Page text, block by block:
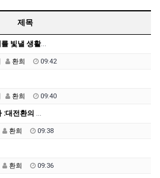
제목
[2026 영덕 생활문화축제] 무대를 빛낼 생활문화 공연팀을 모집합니다!
환희 09:42
환희 09:40
완벽하지 않은 것이 살아남는다 :대전환의 시대를 건너는 진화론적 생존 법칙
환희 09:38
환희 09:36